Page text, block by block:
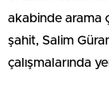
akabinde arama
şahit, Salim
çalışmalarında